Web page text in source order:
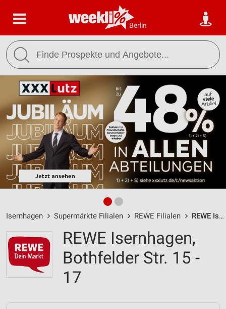
Berlin
Isernhagen Supermärkte Filialen REWE Filialen REWE Isernhagen / Bothfelder Str. 15 - 17 - Öffnungszeiten & Adresse
REWE Isernhagen,
Bothfelder Str. 15 -
17